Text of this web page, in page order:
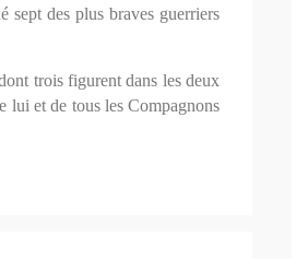
sept des plus braves guerriers
trois figurent dans les deux
lui et de tous les Compagnons